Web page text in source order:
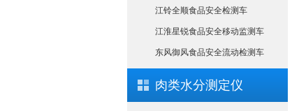
江铃全顺食品安全检测车
江淮星锐食品安全移动监测车
东风御风食品安全流动检测车
肉类水分测定仪